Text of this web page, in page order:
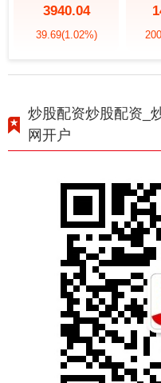
3940.04
39.69(1.02%)
炒股配资炒股配资_
网开户